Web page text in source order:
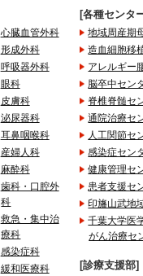
心臓血管外科
形成外科
呼吸器外科
眼科
皮膚科
泌尿器科
耳鼻咽喉科
産婦人科
麻酔科
歯科・口腔外
科
救急・集中治
療科
感染症科
緩和医療科
各種センタ
地域周産期
造血細胞移
アレルギー
脳卒中セン
脊椎脊髄セ
通院治療セ
人工関節セ
感染症セン
健康管理セ
患者支援セ
印旛山武地
千葉大学医
がん治療セ
診療支援部